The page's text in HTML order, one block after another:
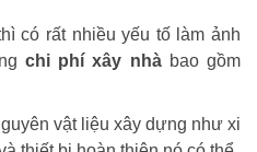
có rất nhiều yếu tố làm ảnh
chi phí xây nhàbao gồm
vật liệu xây dựng như xi